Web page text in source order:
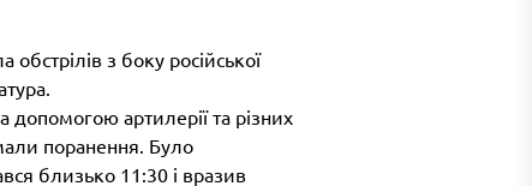
з боку російської
допомогою артилерії та різних
поранення. Було
близько 11:30 і вразив